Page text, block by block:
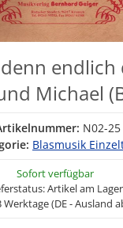
endlich
Michael
N02-25
Blasmusik
Sofort verfügbar
Artikel am Lager
Werktage (DE - Ausland